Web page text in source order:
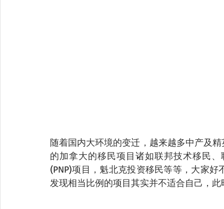
随着国内大环境的变迁，越来越多中产及
的加拿大的移民项目诸如联邦技术移民
(PNP)项目，魁北克投资移民等等，大家
发现相当比例的项目其实并不适合自己，